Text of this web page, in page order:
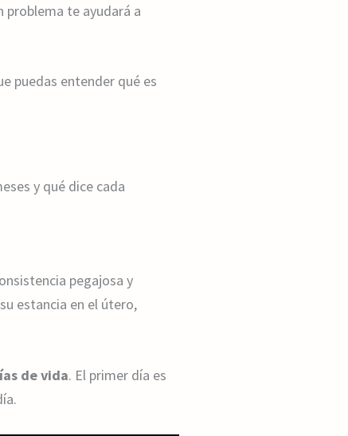
problema te ayudará a
puedas entender qué es
y qué dice cada
pegajosa y
estancia en el útero,
de vida. El primer día es